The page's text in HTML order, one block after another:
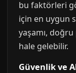
bu faktörleri
için en uygun
yaşamı,
hale gelebilir.
Güvenlik ve